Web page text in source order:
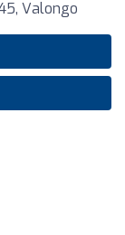
Valongo